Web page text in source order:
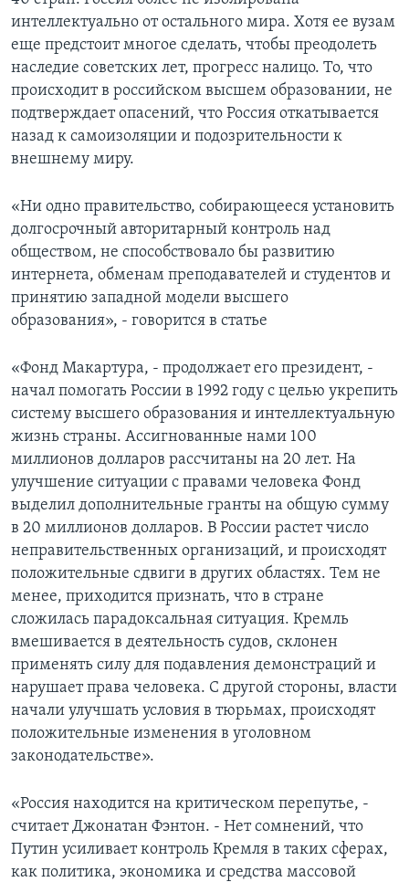
интеллектуально от остального мира. Хотя ее вузам
еще предстоит многое сделать, чтобы преодолеть
наследие советских лет, прогресс налицо. То, что
происходит в российском высшем образовании, не
подтверждает опасений, что Россия откатывается
назад к самоизоляции и подозрительности к
внешнему миру.
«Ни одно правительство, собирающееся установить
долгосрочный авторитарный контроль над
обществом, не способствовало бы развитию
интернета, обменам преподавателей и студентов и
принятию западной модели высшего
образования», - говорится в статье
«Фонд Макартура, - продолжает его президент, -
начал помогать России в 1992 году с целью укрепить
систему высшего образования и интеллектуальную
жизнь страны. Ассигнованные нами 100
миллионов долларов рассчитаны на 20 лет. На
улучшение ситуации с правами человека Фонд
выделил дополнительные гранты на общую сумму
в 20 миллионов долларов. В России растет число
неправительственных организаций, и происходят
положительные сдвиги в других областях. Тем не
менее, приходится признать, что в стране
сложилась парадоксальная ситуация. Кремль
вмешивается в деятельность судов, склонен
применять силу для подавления демонстраций и
нарушает права человека. С другой стороны, власти
начали улучшать условия в тюрьмах, происходят
положительные изменения в уголовном
законодательстве».
«Россия находится на критическом перепутье, -
считает Джонатан Фэнтон. - Нет сомнений, что
Путин усиливает контроль Кремля в таких сферах,
как политика, экономика и средства массовой